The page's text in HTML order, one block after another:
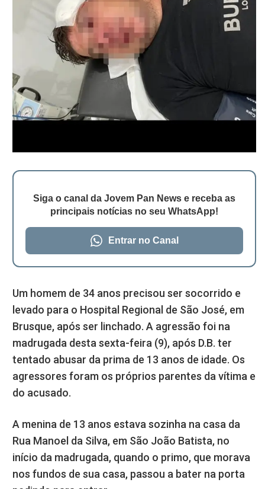
Siga o canal da Jovem Pan News e receba as
principais notícias no seu WhatsApp!
Entrar no Canal
Um homem de 34 anos precisou ser socorrido e
levado para o Hospital Regional de São José, em
Brusque, após ser linchado. A agressão foi na
madrugada desta sexta-feira (9), após D.B. ter
tentado abusar da prima de 13 anos de idade. Os
agressores foram os próprios parentes da vítima e
do acusado.
A menina de 13 anos estava sozinha na casa da
Rua Manoel da Silva, em São João Batista, no
início da madrugada, quando o primo, que morava
nos fundos de sua casa, passou a bater na porta